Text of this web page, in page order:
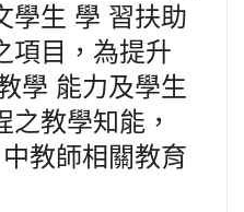
學生 學 習扶助
項目，為提升
學 能力及學生
教學知能，
教師相關教育